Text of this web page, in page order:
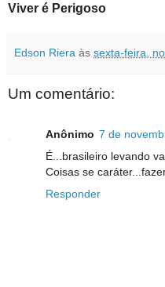
Viver é Perigoso
Edson Riera às sexta-feira,
Um comentário:
Anônimo 7 de
É...brasileiro levando
Coisas se
Responder